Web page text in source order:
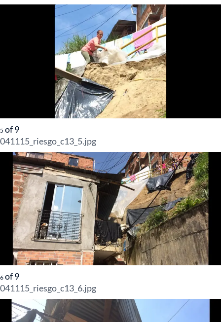
5 of9
041115_riesgo_c13_5.jpg
6 of9
041115_riesgo_c13_6.jpg